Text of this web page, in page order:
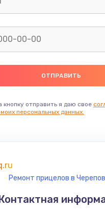
кнопку отправить я даю свое
персональных данных.
Ремонт прицелов в